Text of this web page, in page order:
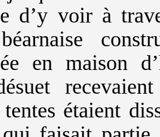
d’y voir à
béarnaise
en maison
tentes étaient